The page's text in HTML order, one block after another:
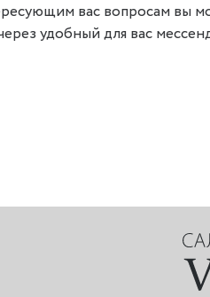
вас вопросам вы
удобный для вас